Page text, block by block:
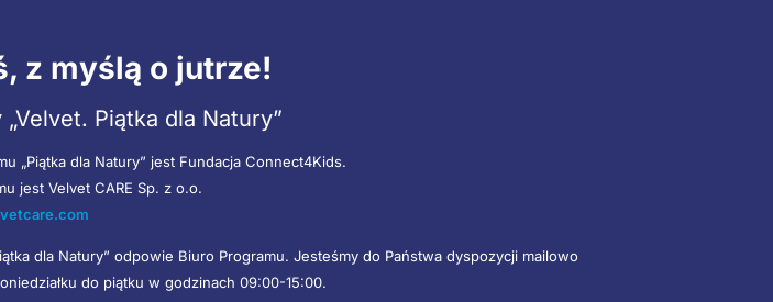
z myślą o jutrze!
Piątka dla Natury”
„Piątka dla Natury” jest Fundacja Connect4Kids.
jest Velvet CARE Sp. z o.o.
dla Natury” odpowie Biuro Programu. Jesteśmy do Państwa dyspozycji mailowo
do piątku w godzinach 09:00-15:00.